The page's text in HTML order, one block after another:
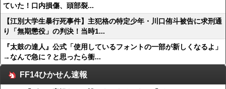
ていた！口内損傷、頭部裂...
【江別大学生暴行死事件】主犯格の特定少年・川口侑斗被告に求刑通
り「無期懲役」の判決！当時1...
『太鼓の達人』公式「使用しているフォントの一部が新しくなるよ」
→なんで急に？と思ったら衝...
FF14ひかせん速報